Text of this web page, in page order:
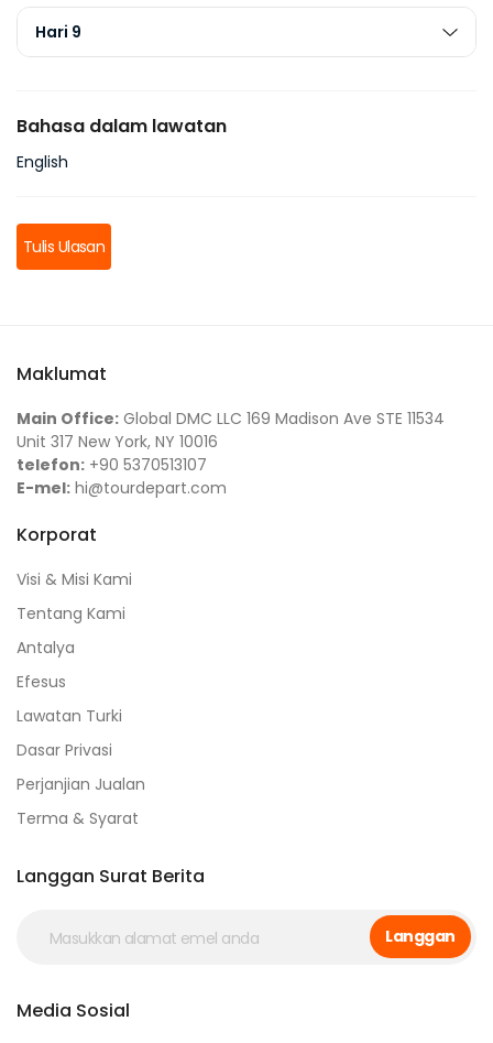
Hari 9
Bahasa dalam lawatan
English
Tulis Ulasan
Maklumat
Main Office: Global DMC LLC 169 Madison Ave STE 11534
Unit 317 New York, NY 10016
telefon: +90 5370513107
E-mel: hi@tourdepart.com
Korporat
Visi & Misi Kami
Tentang Kami
Antalya
Efesus
Lawatan Turki
Dasar Privasi
Perjanjian Jualan
Terma & Syarat
Langgan Surat Berita
Langgan
Media Sosial